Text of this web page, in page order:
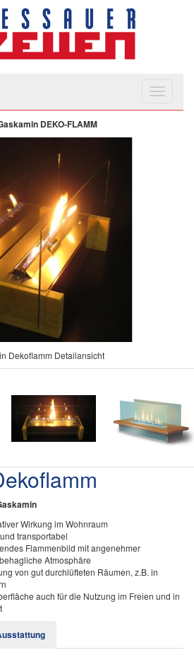
DEKO-FLAMM
Dekoflamm Detailansicht
Wirkung im Wohnraum
transportabel
Flammenbild mit angenehmer
Atmosphäre
von gut durchlüfteten Räumen, z.B. in
auch für die Nutzung im Freien und in